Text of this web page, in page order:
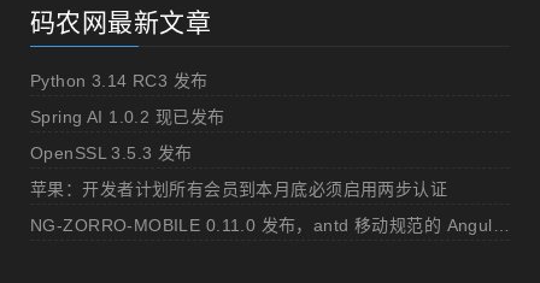
码农网最新文章
Python 3.14 RC3 发布
Spring AI 1.0.2 现已发布
OpenSSL 3.5.3 发布
苹果：开发者计划所有会员到本月底必须启用两步认证